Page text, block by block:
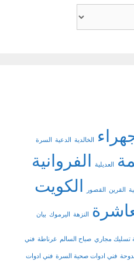
الخالدية الدعية السرة
العديلية الفروانية
القرين القصور الكويت
النزهة اليرموك بيان
تسليك مجاري صباح السالم غرناطة فني
فني ادوات صحية السرة فني ادوات